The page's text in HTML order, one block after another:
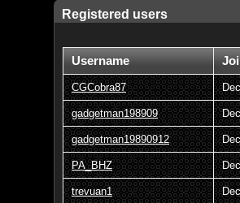
Registered users
Username
CGCobra87
gadgetman198909
gadgetman19890912
PA_BHZ
trevuan1